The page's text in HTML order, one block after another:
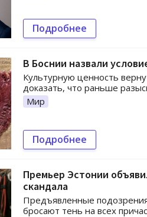
Подробнее
В Боснии назвали
Культурную ценность
доказать, что раньше
Мир
Подробнее
Премьер Эстонии
скандала
Предъявленные
бросают тень на всех